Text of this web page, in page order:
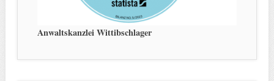
Anwaltskanzlei Wittibschlager